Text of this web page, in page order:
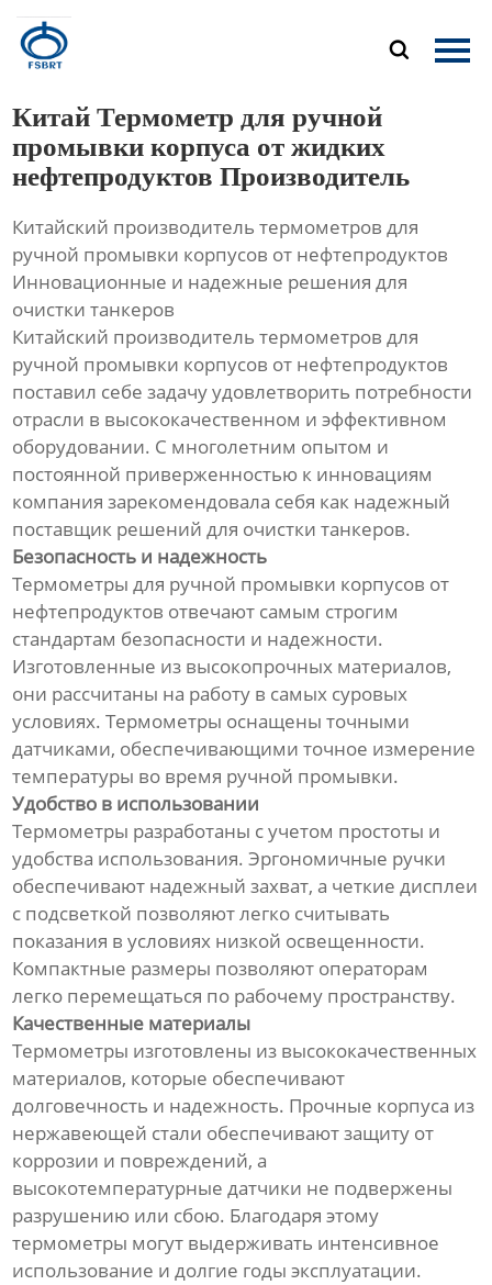

Главная
Новости
Контакты
Китай Термометр для ручной
промывки корпуса от жидких
нефтепродуктов Производитель
Китайский производитель термометров для
ручной промывки корпусов от нефтепродуктов
Инновационные и надежные решения для
очистки танкеров
Китайский производитель термометров для
ручной промывки корпусов от нефтепродуктов
поставил себе задачу удовлетворить потребности
отрасли в высококачественном и эффективном
оборудовании. С многолетним опытом и
постоянной приверженностью к инновациям
компания зарекомендовала себя как надежный
поставщик решений для очистки танкеров.
Безопасность и надежность
Термометры для ручной промывки корпусов от
нефтепродуктов отвечают самым строгим
стандартам безопасности и надежности.
Изготовленные из высокопрочных материалов,
они рассчитаны на работу в самых суровых
условиях. Термометры оснащены точными
датчиками, обеспечивающими точное измерение
температуры во время ручной промывки.
Удобство в использовании
Термометры разработаны с учетом простоты и
удобства использования. Эргономичные ручки
обеспечивают надежный захват, а четкие дисплеи
с подсветкой позволяют легко считывать
показания в условиях низкой освещенности.
Компактные размеры позволяют операторам
легко перемещаться по рабочему пространству.
Качественные материалы
Термометры изготовлены из высококачественных
материалов, которые обеспечивают
долговечность и надежность. Прочные корпуса из
нержавеющей стали обеспечивают защиту от
коррозии и повреждений, а
высокотемпературные датчики не подвержены
разрушению или сбою. Благодаря этому
термометры могут выдерживать интенсивное
использование и долгие годы эксплуатации.